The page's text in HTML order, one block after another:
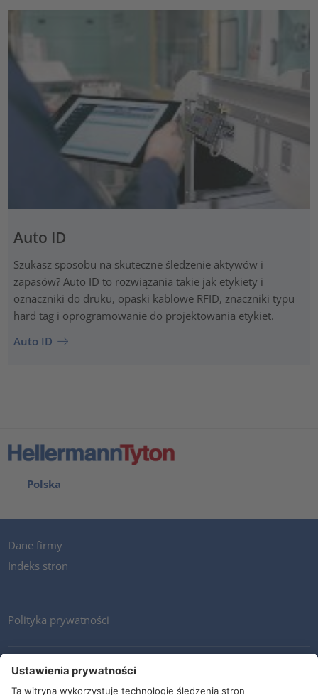
Auto ID
Szukasz sposobu na skuteczne śledzenie aktywów i
zapasów? Auto ID to rozwiązania takie jak etykiety i
oznaczniki do druku, opaski kablowe RFID, znaczniki typu
hard tag i oprogramowanie do projektowania etykiet.
Auto ID
Polska
Dane firmy
Indeks stron
Polityka prywatności